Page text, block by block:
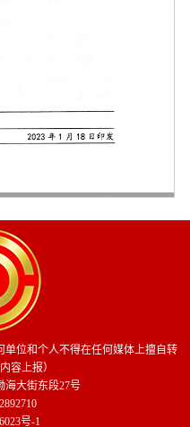
位和个人不得在任何媒体上擅自转
容上报）
海大街东段27号
号-1